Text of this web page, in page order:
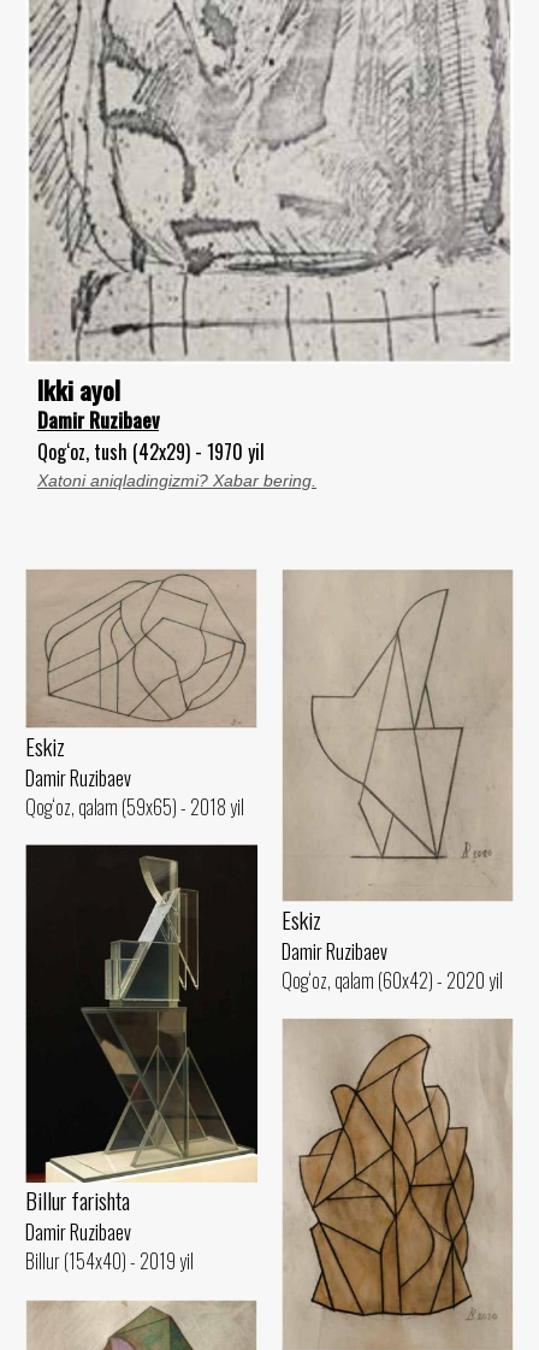
Ikki ayol
Damir Ruzibaev
Qog‘oz, tush (42x29) - 1970 yil
Xatoni aniqladingizmi? Xabar bering.
Eskiz
Damir Ruzibaev
Qog‘oz, qalam (59x65) - 2018 yil
Eskiz
Damir Ruzibaev
Qog‘oz, qalam (60x42) - 2020 yil
Billur farishta
Damir Ruzibaev
Billur (154x40) - 2019 yil